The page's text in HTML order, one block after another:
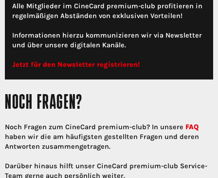
Alle Mitglieder im CineCard premium-club profitieren in
regelmäßigen Abständen von exklusiven Vorteilen!
Informationen hierzu kommunizieren wir via Newsletter
und über unsere digitalen Kanäle.
Jetzt für den Newsletter registrieren!
NOCH FRAGEN?
Noch Fragen zum CineCard premium-club? In unsere FAQ
haben wir die am häufigsten gestellten Fragen und deren
Antworten zusammengetragen.
Darüber hinaus hilft unser CineCard premium-club Service-
Team gerne auch persönlich weiter.